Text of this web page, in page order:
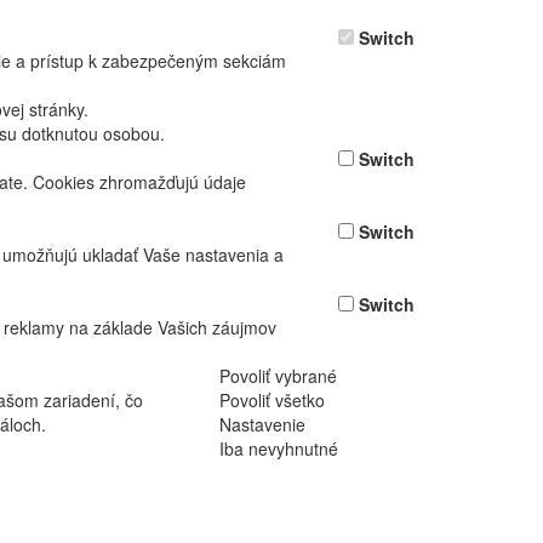
a prístup k zabezpečeným sekciám
stránky.
dotknutou osobou.
Switch
Cookies zhromažďujú údaje
Switch
ukladať Vaše nastavenia a
Switch
na základe Vašich záujmov
Switch
Povoliť vybrané
zariadení, čo
Povoliť všetko
Nastavenie
Iba nevyhnutné